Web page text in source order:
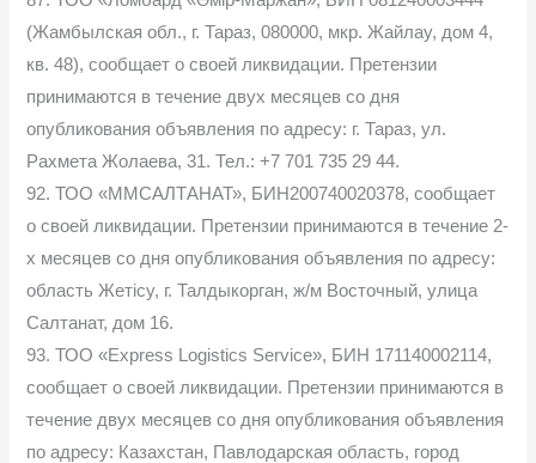
(Жамбылская обл., г. Тараз, 080000, мкр. Жайлау, дом 4,
кв. 48), сообщает о своей ликвидации. Претензии
принимаются в течение двух месяцев со дня
опубликования объявления по адресу: г. Тараз, ул.
Рахмета Жолаева, 31. Тел.: +7 701 735 29 44.
92. ТОО «ММСАЛТАНАТ», БИН200740020378, сообщает
о своей ликвидации. Претензии принимаются в течение 2-
х месяцев со дня опубликования объявления по адресу:
область Жетісу, г. Талдыкорган, ж/м Восточный, улица
Салтанат, дом 16.
93. ТОО «Express Logistics Service», БИН 171140002114,
сообщает о своей ликвидации. Претензии принимаются в
течение двух месяцев со дня опубликования объявления
по адресу: Казахстан, Павлодарская область, город